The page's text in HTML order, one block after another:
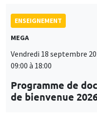
ENSEIGNEMENT
MEGA
Vendredi 18 septembre
09:00 à 18:00
Programme de
de bienvenue